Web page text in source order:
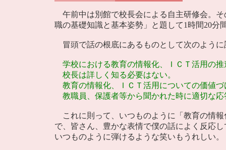
午前中は別館で校長会による自主研修会。
職の基礎知識と基本姿勢」と題して1時間20分
冒頭で話の根底にあるものとして次のように
学校における教育の情報化、ＩＣＴ活用の
校長は詳しく知る必要はない。
教育の情報化、ＩＣＴ活用についての価値づ
教職員、保護者等から聞かれた時に 適切な
これに則って、いつものように「教育の情
で、皆さん、豊かな表情で僕の話によく反応
いつものように弾けるような笑いもうれしい。